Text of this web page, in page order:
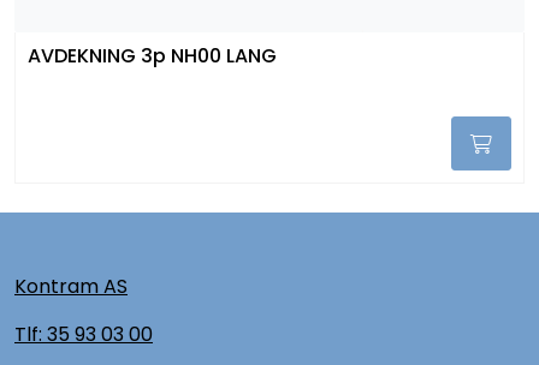
AVDEKNING 3p NH00 LANG
Kontram AS
Tlf: 35 93 03 00